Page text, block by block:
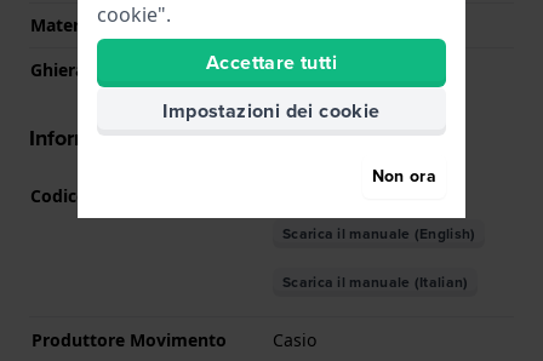
Materiale della ghiera
Ghiera rotante
Nessuna - Fissa
Informazioni del movimento
Codice Movimento
Scarica il manuale (English)
Scarica il manuale (Italian)
Produttore Movimento
Casio
cookie".
Accettare tutti
Impostazioni dei cookie
Non ora